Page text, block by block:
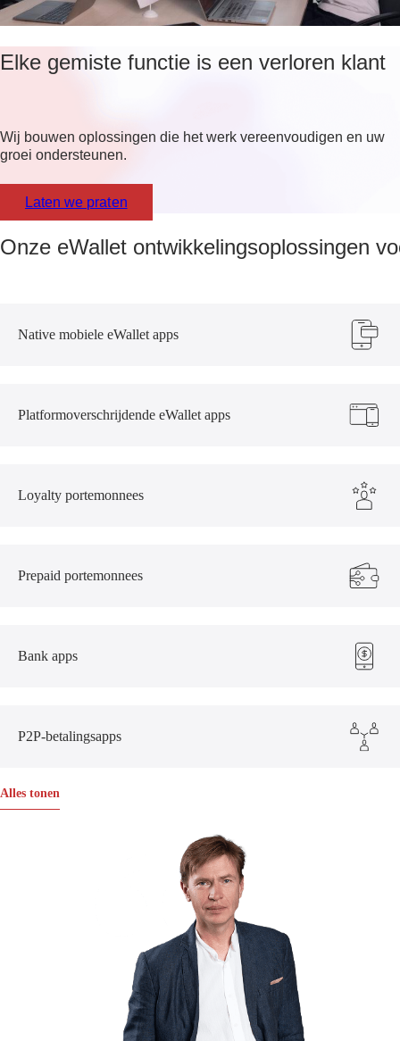
Elke gemiste functie is een verloren klant
Wij bouwen oplossingen die het werk vereenvoudigen en uw
groei ondersteunen.
Laten we praten
Onze eWallet ontwikkelingsoplossingen
Native mobiele eWallet apps
Platformoverschrijdende eWallet apps
Loyalty portemonnees
Prepaid portemonnees
Bank apps
P2P-betalingsapps
Alles tonen